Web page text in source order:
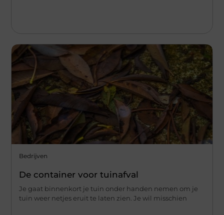
Bedrijven
De container voor tuinafval
Je gaat binnenkort je tuin onder handen nemen om je
tuin weer netjes eruit te laten zien. Je wil misschien